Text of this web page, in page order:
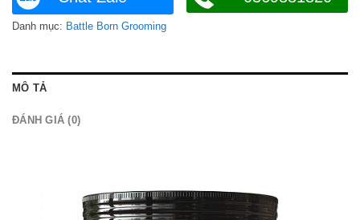
Danh mục: Battle Born Grooming
MÔ TẢ
ĐÁNH GIÁ (0)